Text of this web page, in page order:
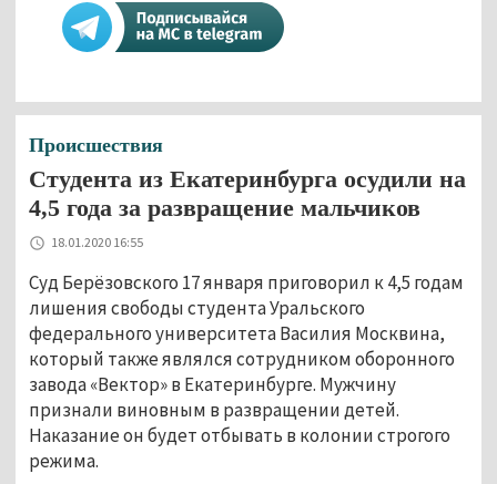
Происшествия
Студента из Екатеринбурга осудили на
4,5 года за развращение мальчиков
18.01.2020 16:55
Суд Берёзовского 17 января приговорил к 4,5 годам
лишения свободы студента Уральского
федерального университета Василия Москвина,
который также являлся сотрудником оборонного
завода «Вектор» в Екатеринбурге. Мужчину
признали виновным в развращении детей.
Наказание он будет отбывать в колонии строгого
режима.